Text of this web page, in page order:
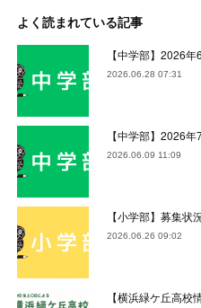
よく読まれている記事
【中学部】2026
2026.06.28 07:31
【中学部】2026
2026.06.09 11:09
【小学部】募集
2026.06.26 09:02
【横浜緑ケ丘高校